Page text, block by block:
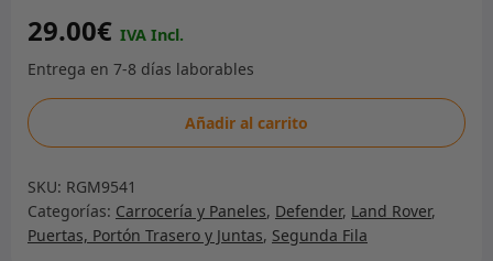
29.00€
Sello
de
exterior
-
RH
Añadir al carrito
SKU: RGM9541
Categorías: Carrocería y Paneles, Defender, Land Rover,
Puertas, Portón Trasero y Juntas, Segunda Fila